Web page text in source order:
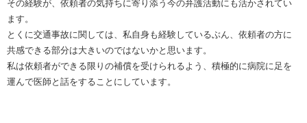
その経験が、依頼者の気持ちに寄り添う今の弁護活動にも活かされてい
ます。
とくに交通事故に関しては、私自身も経験しているぶん、依頼者の方に
共感できる部分は大きいのではないかと思います。
私は依頼者ができる限りの補償を受けられるよう、積極的に病院に足を
運んで医師と話をすることにしています。